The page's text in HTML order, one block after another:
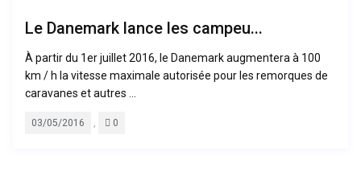
Le Danemark lance les campeu...
À partir du 1er juillet 2016, le Danemark augmentera à 100
km / h la vitesse maximale autorisée pour les remorques de
caravanes et autres ...
03/05/2016 , 0